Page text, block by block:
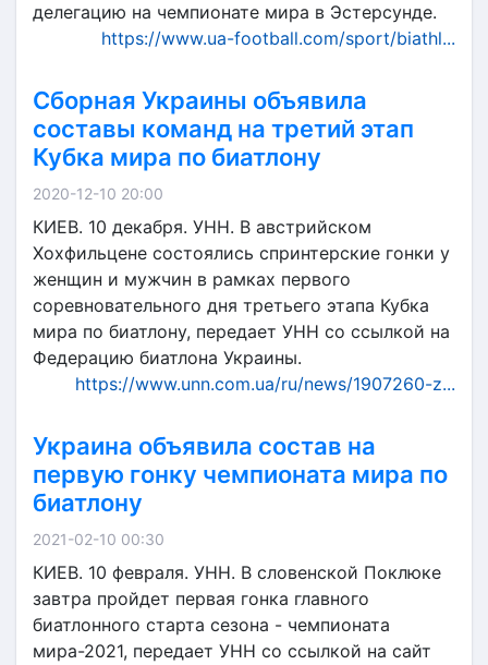
делегацию на чемпионате мира в Эстерсунде.
https://www.ua-football.com/sport/biathl...
Сборная Украины объявила
составы команд на третий этап
Кубка мира по биатлону
2020-12-10 20:00
КИЕВ. 10 декабря. УНН. В австрийском
Хохфильцене состоялись спринтерские гонки у
женщин и мужчин в рамках первого
соревновательного дня третьего этапа Кубка
мира по биатлону, передает УНН со ссылкой на
Федерацию биатлона Украины.
https://www.unn.com.ua/ru/news/1907260-z...
Украина объявила состав на
первую гонку чемпионата мира по
биатлону
2021-02-10 00:30
КИЕВ. 10 февраля. УНН. В словенской Поклюке
завтра пройдет первая гонка главного
биатлонного старта сезона - чемпионата
мира-2021, передает УНН со ссылкой на сайт